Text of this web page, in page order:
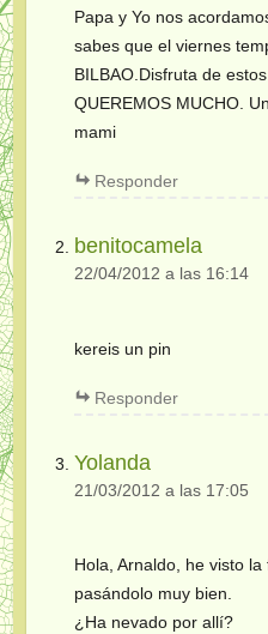
Papa y Yo nos
sabes que el viernes
BILBAO.Disfruta de
QUEREMOS MUCHO.
mami
Responder
benitocamela
22/04/2012 a las 16:14
kereis un pin
Responder
Yolanda
21/03/2012 a las 17:05
Hola, Arnaldo, he visto
pasándolo muy bien.
¿Ha nevado por allí?